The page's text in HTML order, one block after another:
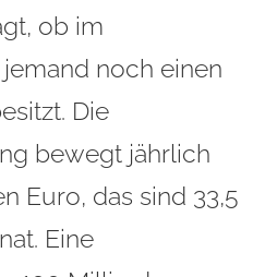
ob im
noch einen
Die
bewegt jährlich
Euro, das sind 33,5
Eine